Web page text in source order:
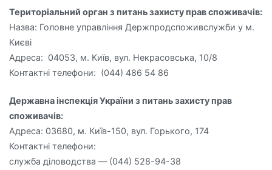
Територіальний орган з питань захисту прав споживачів:
Назва: Головне управління Держпродспоживслужби у м.
Києві
Адреса: 04053, м. Київ, вул. Некрасовська, 10/8
Контактні телефони: (044) 486 54 86
Державна інспекція України з питань захисту прав
споживачів:
Адреса: 03680, м. Київ-150, вул. Горького, 174
Контактні телефони:
служба діловодства — (044) 528-94-38